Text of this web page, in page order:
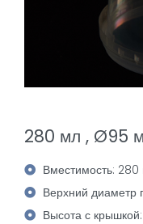
280 мл , Ø95
Вместимость: 280
Верхний диаметр
Высота с